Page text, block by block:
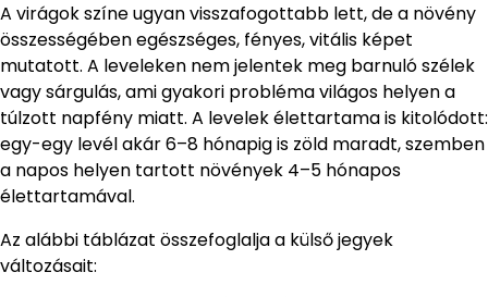
A virágok színe ugyan visszafogottabb lett, de a növény
összességében egészséges, fényes, vitális képet
mutatott. A leveleken nem jelentek meg barnuló szélek
vagy sárgulás, ami gyakori probléma világos helyen a
túlzott napfény miatt. A levelek élettartama is kitolódott:
egy-egy levél akár 6–8 hónapig is zöld maradt, szemben
a napos helyen tartott növények 4–5 hónapos
élettartamával.
Az alábbi táblázat összefoglalja a külső jegyek
változásait: